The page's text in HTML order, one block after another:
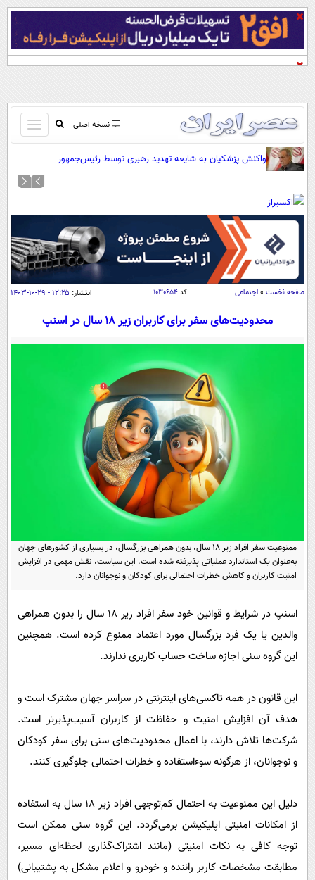
نسخه اصلی
باز
و
کردن
صفحه اول
آب و هوا
اوقات شرعی
پیوند ها
سیاسی
اقتصاد
اقتصادی
خودرو
جامعه
اجتماعی
حوادث
سلامت
یک برش دانایی
محیط زیست
سفر و تفریح
ورزشی
بین الملل
سیاست خارجی
فرهنگ و هنر
علم و دانش
فناوری و It
علمی
اخبار کریپتو
قرآن
گوناگون
باشگاه مغز
اقتصاد
سیاست
سرگرمی
فناوری
حوادث
محیط زیست
سلامت
بین الملل
اجتماعی
حیات وحش
عصر ایران 2
خواندنی ها و دیدنی ها
داستان کوتاه
پیامک
روانشناسی
دانلود
آموزش زبان
واکنش پزشکیان به شایعه تهدید رهبری توسط رئیس‌جمهور
صفحه نخست » اجتماعی کد۱۰۳۰۶۵۴ انتشار: ۱۲:۲۵ - ۲۹-۱۰-۱۴۰۳
محدودیت‌های سفر برای کاربران زیر ۱۸ سال در اسنپ
ممنوعیت سفر افراد زیر ۱۸ سال، بدون همراهی بزرگسال، در بسیاری از کشورهای جهان
به‌عنوان یک استاندارد عملیاتی پذیرفته شده است. این سیاست، نقش مهمی در افزایش
امنیت کاربران و کاهش خطرات احتمالی برای کودکان و نوجوانان دارد.
اسنپ در شرایط و قوانین‌ خود سفر افراد زیر ۱۸ سال را بدون همراهی
والدین یا یک فرد بزرگسال مورد اعتماد ممنوع کرده است. همچنین
این گروه سنی اجازه ساخت حساب کاربری ندارند.
این قانون در همه تاکسی‌های اینترنتی در سراسر جهان مشترک است و
هدف آن افزایش امنیت و حفاظت از کاربران آسیب‌پذیرتر است.
شرکت‌ها تلاش دارند، با اعمال محدودیت‌های سنی برای سفر کودکان
و نوجوانان، از هرگونه سوءاستفاده و خطرات احتمالی جلوگیری کنند.
دلیل این ممنوعیت به احتمال کم‌توجهی افراد زیر ۱۸ سال به استفاده
از امکانات امنیتی اپلیکیشن برمی‌گردد. این گروه سنی ممکن است
توجه کافی به نکات امنیتی (مانند اشتراک‌گذاری لحظه‌ای مسیر،
مطابقت مشخصات کاربر راننده و خودرو و اعلام مشکل به پشتیبانی)